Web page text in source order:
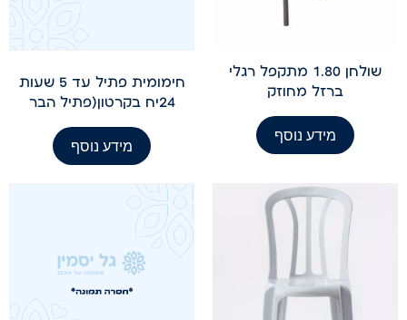
שולחן 1.80 מתקפל רגלי
ברזל מחוזק
מידע נוסף
חימומית פתיל עד 5 שעות
24יח בקרטון(פתיל הבר
מידע נוסף